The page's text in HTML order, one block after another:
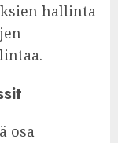
hallinta
osa